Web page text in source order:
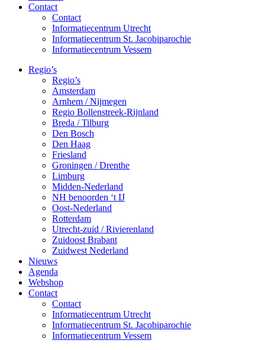
Contact
Contact
Informatiecentrum Utrecht
Informatiecentrum St. Jacobiparochie
Informatiecentrum Vessem
Regio’s
Regio’s
Amsterdam
Arnhem / Nijmegen
Regio Bollenstreek-Rijnland
Breda / Tilburg
Den Bosch
Den Haag
Friesland
Groningen / Drenthe
Limburg
Midden-Nederland
NH benoorden ‘t IJ
Oost-Nederland
Rotterdam
Utrecht-zuid / Rivierenland
Zuidoost Brabant
Zuidwest Nederland
Nieuws
Agenda
Webshop
Contact
Contact
Informatiecentrum Utrecht
Informatiecentrum St. Jacobiparochie
Informatiecentrum Vessem